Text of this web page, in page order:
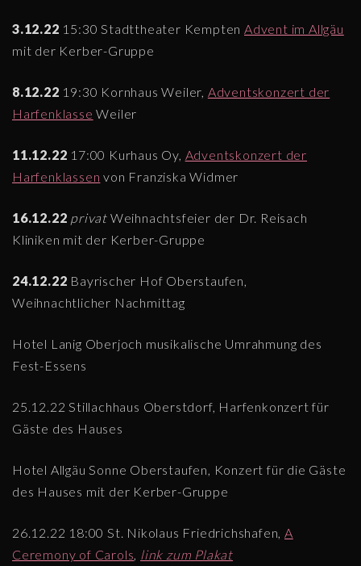
3.12.22 15:30 Stadttheater KemptenAdvent im Allgäu
mit der Kerber-Gruppe
8.12.22 19:30 Kornhaus Weiler, Adventskonzert der
Harfenklasse Weiler
11.12.22 17:00 Kurhaus Oy, Adventskonzert der
Harfenklassen von Franziska Widmer
16.12.22 privat Weihnachtsfeier der Dr. Reisach
Kliniken mit der Kerber-Gruppe
24.12.22 Bayrischer Hof Oberstaufen,
Weihnachtlicher Nachmittag
Hotel Lanig Oberjoch musikalische Umrahmung des
Fest-Essens
25.12.22 Stillachhaus Oberstdorf, Harfenkonzert für
Gäste des Hauses
Hotel Allgäu Sonne Oberstaufen, Konzert für die Gäste
des Hauses mit der Kerber-Gruppe
26.12.22 18:00 St. Nikolaus Friedrichshafen, A
Ceremony of Carols, link zum Plakat